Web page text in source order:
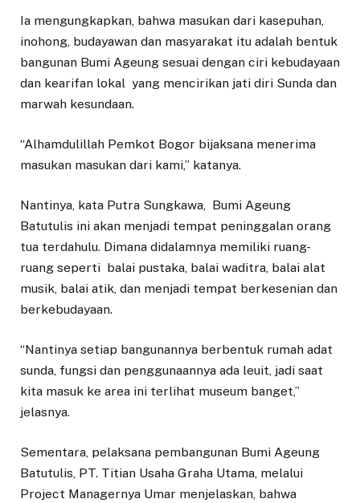
Ia mengungkapkan, bahwa masukan dari kasepuhan,
inohong, budayawan dan masyarakat itu adalah bentuk
bangunan Bumi Ageung sesuai dengan ciri kebudayaan
dan kearifan lokal yang mencirikan jati diri Sunda dan
marwah kesundaan.
“Alhamdulillah Pemkot Bogor bijaksana menerima
masukan masukan dari kami,” katanya.
Nantinya, kata Putra Sungkawa, Bumi Ageung
Batutulis ini akan menjadi tempat peninggalan orang
tua terdahulu. Dimana didalamnya memiliki ruang-
ruang seperti balai pustaka, balai waditra, balai alat
musik, balai atik, dan menjadi tempat berkesenian dan
berkebudayaan.
“Nantinya setiap bangunannya berbentuk rumah adat
sunda, fungsi dan penggunaannya ada leuit, jadi saat
kita masuk ke area ini terlihat museum banget,”
jelasnya.
Sementara, pelaksana pembangunan Bumi Ageung
Batutulis, PT. Titian Usaha Graha Utama, melalui
Project Managernya Umar menjelaskan, bahwa